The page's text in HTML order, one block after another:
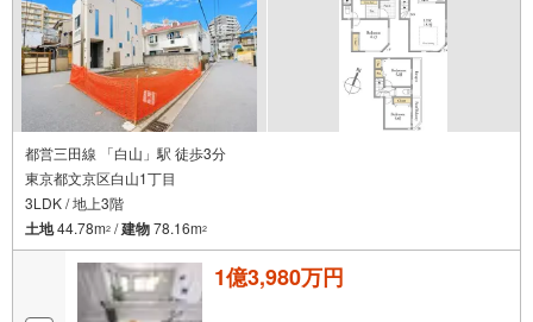
都営三田線 「白山」駅 徒歩3分
東京都文京区白山1丁目
3LDK / 地上3階
土地44.78m2 /建物78.16m2
1億3,980万円